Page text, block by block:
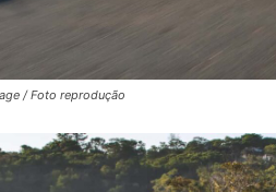
/ Foto reprodução